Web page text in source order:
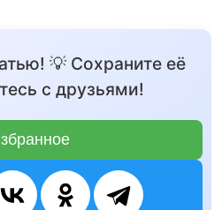
💡 Сохраните её
с друзьями!